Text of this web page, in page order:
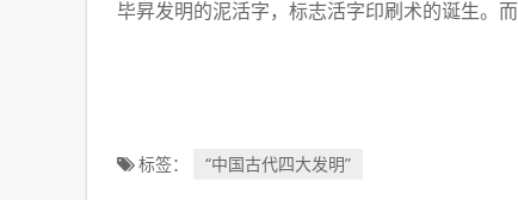
毕昇发明的泥活字， 标志活字印刷术的诞生。而
标签： “中国古代四大发明”